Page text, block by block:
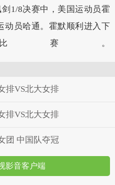
1/8决赛中，美国运动员霍
动员哈通。霍默顺利进入下
赛。
排VS北大女排
排VS北大女排
团 中国队夺冠
影音客户端